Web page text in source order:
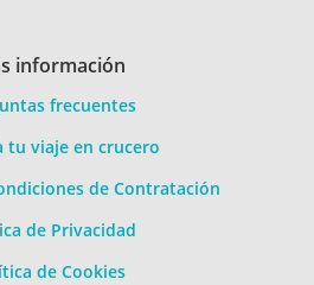
información
frecuentes
tu viaje en crucero
de Contratación
de Privacidad
de Cookies